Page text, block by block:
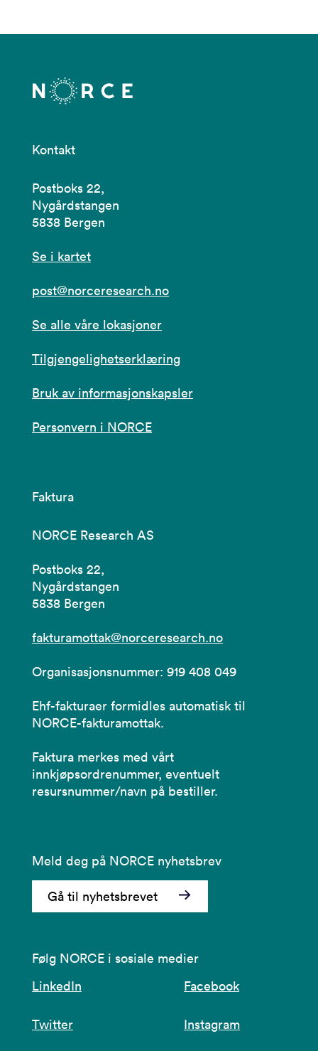
Kontakt
Postboks 22,
Nygårdstangen
5838 Bergen
Se i kartet
post@norceresearch.no
Se alle våre lokasjoner
Tilgjengelighetserklæring
Bruk av informasjonskapsler
Personvern i NORCE
Faktura
NORCE Research AS
Postboks 22,
Nygårdstangen
5838 Bergen
fakturamottak@norceresearch.no
Organisasjonsnummer: 919 408 049
Ehf-fakturaer formidles automatisk til
NORCE-fakturamottak.
Faktura merkes med vårt
innkjøpsordrenummer, eventuelt
resursnummer/navn på bestiller.
Meld deg på NORCE nyhetsbrev
Gå til nyhetsbrevet
Følg NORCE i sosiale medier
LinkedIn
Facebook
Twitter Instagram